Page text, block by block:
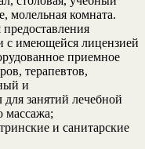
молельная комната.
с имеющейся лицензией
приемное
терапевтов,
и
занятий лечебной
массажа;
и санитарские